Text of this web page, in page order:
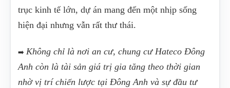
trục kinh tế lớn, dự án mang đến một nhịp sống
hiện đại nhưng vẫn rất thư thái.
➡️Không chỉ là nơi an cư, chung cư Hateco Đông
Anh còn là tài sản giá trị gia tăng theo thời gian
nhờ vị trí chiến lược tại Đông Anh và sự đầu tư